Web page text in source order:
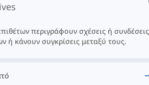
περιγράφουν σχέσεις ή συνδέσεις
ή κάνουν συγκρίσεις μεταξύ τους.